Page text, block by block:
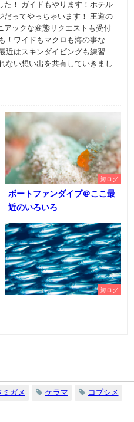
た！ ガイドもやります！ホテル
だってやっちゃいます！ 王道の
アックな変態リクエストも受付
！ワイドもマクロも海の事な
近はスキンダイビングも練習
ない想い出を共有していきまし
海ログ
ボートファンダイブ＠ここ最
近のいろいろ
海ログ
ミガメ ケラマ コブシメ